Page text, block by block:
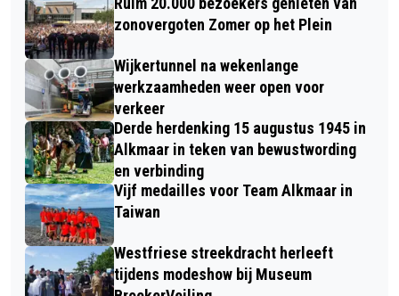
HEERHUGOWAARD
VAN FOTOGRAAF LOEK BUTER IN
HOOFDKANTOOR HHNK
zonovergoten Zomer op het Plein
Wijkertunnel na wekenlange
werkzaamheden weer open voor
verkeer
Derde herdenking 15 augustus 1945 in
Alkmaar in teken van bewustwording
en verbinding
Vijf medailles voor Team Alkmaar in
Taiwan
Westfriese streekdracht herleeft
tijdens modeshow bij Museum